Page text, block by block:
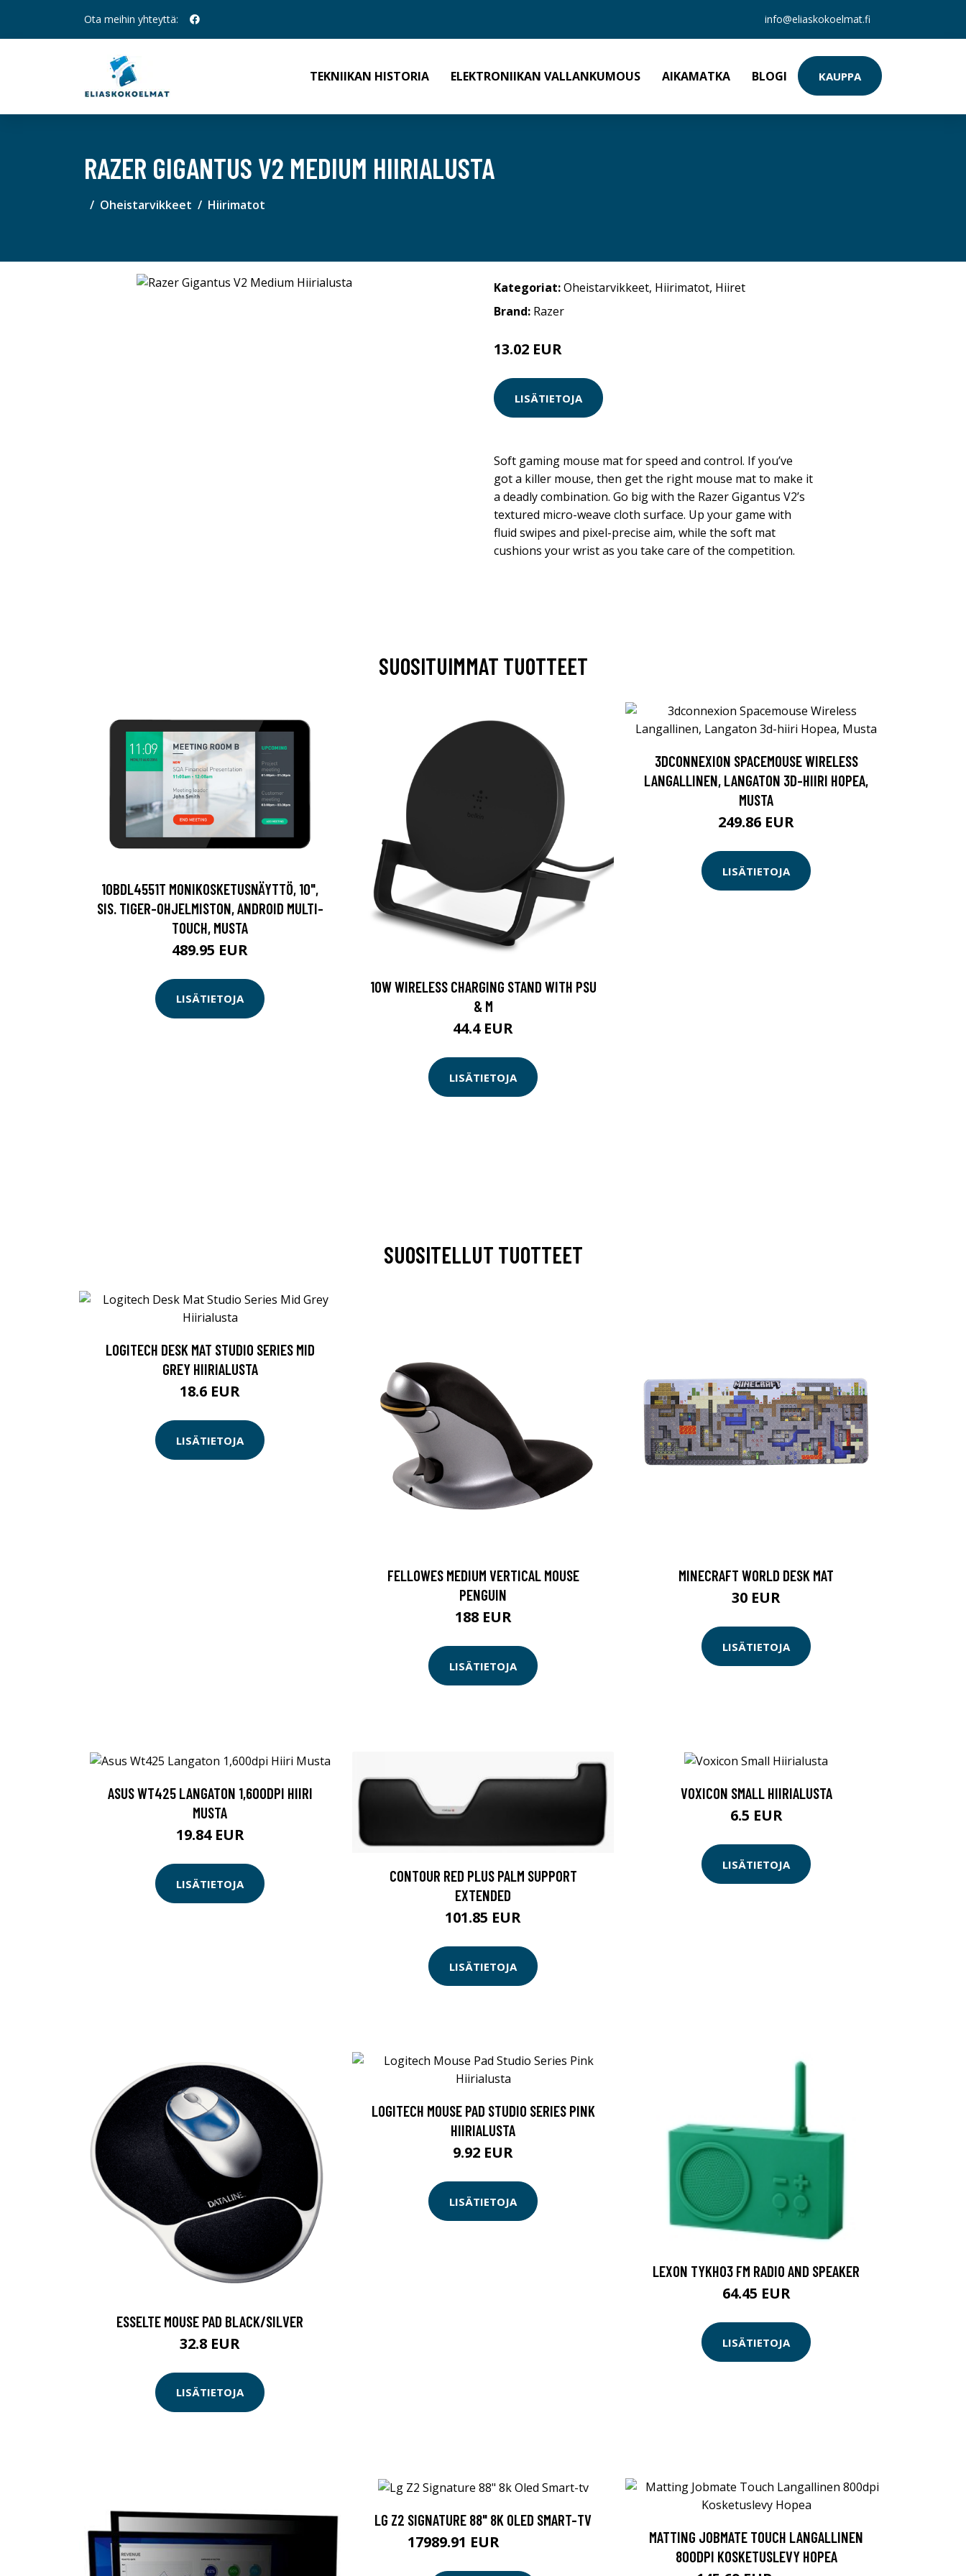
Ota meihin yhteyttä: info@eliaskokoelmat.fi
TEKNIIKAN HISTORIA ELEKTRONIIKAN VALLANKUMOUS AIKAMATKA BLOGI KAUPPA
RAZER GIGANTUS V2 MEDIUM HIIRIALUSTA
Oheistarvikkeet Hiirimatot
Kategoriat:Oheistarvikkeet, Hiirimatot, Hiiret
Brand: Razer
13.02 EUR
LISÄTIETOJA
Soft gaming mouse mat for speed and control. If you’ve
got a killer mouse, then get the right mouse mat to make it
a deadly combination. Go big with the Razer Gigantus V2’s
textured micro-weave cloth surface. Up your game with
fluid swipes and pixel-precise aim, while the soft mat
cushions your wrist as you take care of the competition.
SUOSITUIMMAT TUOTTEET
10BDL4551T MONIKOSKETUSNÄYTTÖ, 10",
SIS. TIGER-OHJELMISTON, ANDROID MULTI-
TOUCH, MUSTA
489.95 EUR
LISÄTIETOJA
10W WIRELESS CHARGING STAND WITH PSU
& M
44.4 EUR
LISÄTIETOJA
3DCONNEXION SPACEMOUSE WIRELESS
LANGALLINEN, LANGATON 3D-HIIRI HOPEA,
MUSTA
249.86 EUR
LISÄTIETOJA
SUOSITELLUT TUOTTEET
LOGITECH DESK MAT STUDIO SERIES MID
GREY HIIRIALUSTA
18.6 EUR
LISÄTIETOJA
FELLOWES MEDIUM VERTICAL MOUSE
PENGUIN
188 EUR
LISÄTIETOJA
MINECRAFT WORLD DESK MAT
30 EUR
LISÄTIETOJA
ASUS WT425 LANGATON 1,600DPI HIIRI
MUSTA
19.84 EUR
LISÄTIETOJA
CONTOUR RED PLUS PALM SUPPORT
EXTENDED
101.85 EUR
LISÄTIETOJA
VOXICON SMALL HIIRIALUSTA
6.5 EUR
LISÄTIETOJA
ESSELTE MOUSE PAD BLACK/SILVER
32.8 EUR
LISÄTIETOJA
LOGITECH MOUSE PAD STUDIO SERIES PINK
HIIRIALUSTA
9.92 EUR
LISÄTIETOJA
LEXON TYKHO3 FM RADIO AND SPEAKER
64.45 EUR
LISÄTIETOJA
LG Z2 SIGNATURE 88" 8K OLED SMART-TV
17989.91 EUR
MATTING JOBMATE TOUCH LANGALLINEN
800DPI KOSKETUSLEVY HOPEA